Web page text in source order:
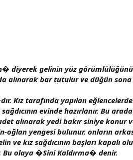
� diyerek gelinin yüz
alınarak bar tutulur ve düğün sona
tarafında yapılan
evinde hazırlanır. Bu
alınarak yedi bakır siniye
oğlan yengesi bulunur. onların
kız sağdıcının başları kapalı
Bu olaya �Sini Kaldırma� denir.